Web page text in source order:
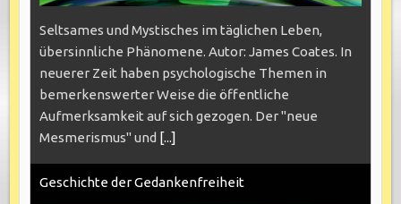
Seltsames und Mystisches im täglichen Leben,
übersinnliche Phänomene. Autor: James Coates. In
neuerer Zeit haben psychologische Themen in
bemerkenswerter Weise die öffentliche
Aufmerksamkeit auf sich gezogen. Der "neue
Mesmerismus" und [...]
Geschichte der Gedankenfreiheit